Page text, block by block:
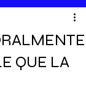
QUE LA